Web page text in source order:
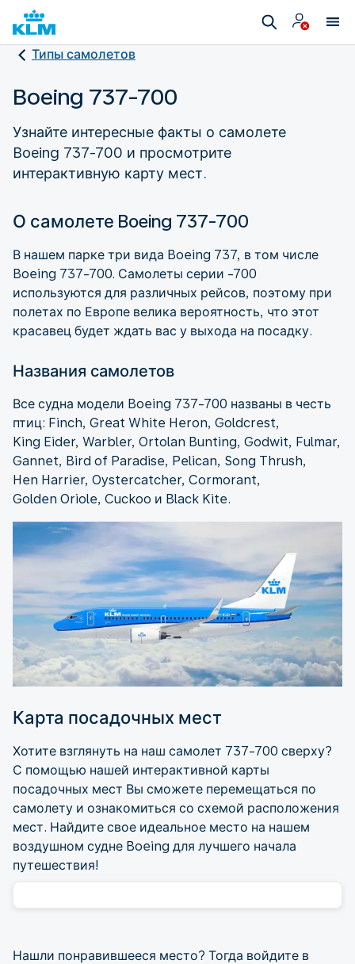
Типы самолетов
Boeing 737-700
Узнайте интересные факты о самолете
Boeing 737-700 и просмотрите
интерактивную карту мест.
О самолете Boeing 737-700
В нашем парке три вида Boeing 737, в том числе
Boeing 737-700. Самолеты серии -700
используются для различных рейсов, поэтому при
полетах по Европе велика вероятность, что этот
красавец будет ждать вас у выхода на посадку.
Названия самолетов
Все судна модели Boeing 737-700 названы в честь
птиц: Finch, Great White Heron, Goldcrest,
King Eider, Warbler, Ortolan Bunting, Godwit, Fulmar,
Gannet, Bird of Paradise, Pelican, Song Thrush,
Hen Harrier, Oystercatcher, Cormorant,
Golden Oriole, Cuckoo и Black Kite.
Карта посадочных мест
Хотите взглянуть на наш самолет 737-700 сверху?
С помощью нашей интерактивной карты
посадочных мест Вы сможете перемещаться по
самолету и ознакомиться со схемой расположения
мест. Найдите свое идеальное место на нашем
воздушном судне Boeing для лучшего начала
путешествия!
Нашли понравившееся место? Тогда войдите в